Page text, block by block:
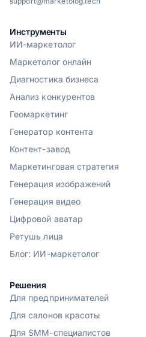
Инструменты
ИИ-маркетолог
Маркетолог онлайн
Диагностика бизнеса
Анализ конкурентов
Геомаркетинг
Генератор контента
Контент-завод
Маркетинговая стратегия
Генерация изображений
Генерация видео
Цифровой аватар
Ретушь лица
Блог: ИИ-маркетолог
Решения
Для предпринимателей
Для салонов красоты
Для SMM-специалистов